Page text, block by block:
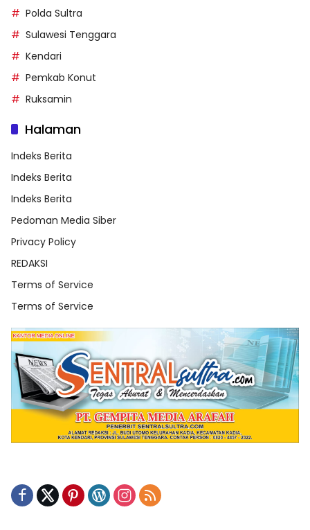
Polda Sultra
Sulawesi Tenggara
Kendari
Pemkab Konut
Ruksamin
Halaman
Indeks Berita
Indeks Berita
Indeks Berita
Pedoman Media Siber
Privacy Policy
REDAKSI
Terms of Service
Terms of Service